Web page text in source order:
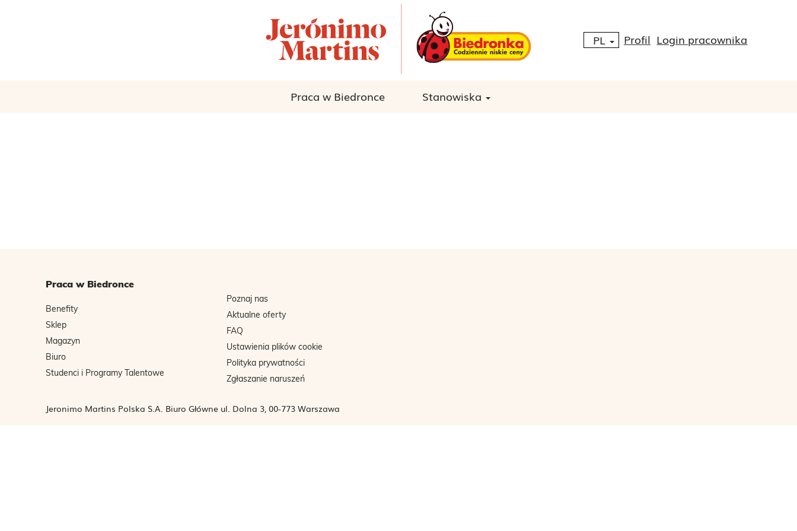
PL Profil Login pracownika
Praca w Biedronce Stanowiska
Praca w Biedronce
Benefity
Sklep
Magazyn
Biuro
Studenci i Programy Talentowe
Poznaj nas
Aktualne oferty
FAQ
Ustawienia plików cookie
Polityka prywatności
Zgłaszanie naruszeń
Jeronimo Martins Polska S.A. Biuro Główne ul. Dolna 3, 00-773 Warszawa